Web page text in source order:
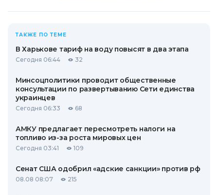
ТАКЖЕ ПО ТЕМЕ
В Харькове тариф на воду повысят в два этапа
Сегодня 06:44 32
Минсоцполитики проводит общественные
консультации по развертыванию Сети единства
украинцев
Сегодня 06:33 68
АМКУ предлагает пересмотреть налоги на
топливо из-за роста мировых цен
Сегодня 03:41 109
Сенат США одобрил «адские санкции» против рф
08.08 08:07 215